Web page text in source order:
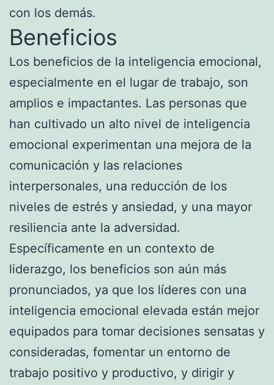
con los demás.
Beneficios
Los beneficios de la inteligencia emocional,
especialmente en el lugar de trabajo, son
amplios e impactantes. Las personas que
han cultivado un alto nivel de inteligencia
emocional experimentan una mejora de la
comunicación y las relaciones
interpersonales, una reducción de los
niveles de estrés y ansiedad, y una mayor
resiliencia ante la adversidad.
Específicamente en un contexto de
liderazgo, los beneficios son aún más
pronunciados, ya que los líderes con una
inteligencia emocional elevada están mejor
equipados para tomar decisiones sensatas y
consideradas, fomentar un entorno de
trabajo positivo y productivo, y dirigir y